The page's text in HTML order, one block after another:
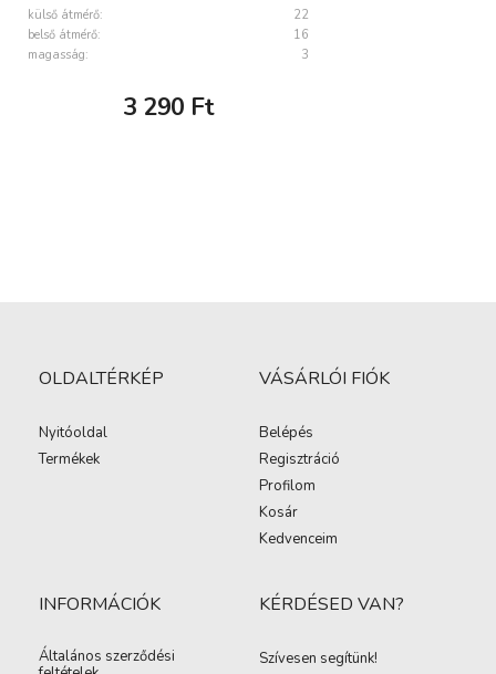
külső átmérő:
22
belső átmérő:
16
magasság:
3
3 290 Ft
OLDALTÉRKÉP
Nyitóoldal
Termékek
VÁSÁRLÓI FIÓK
Belépés
Regisztráció
Profilom
Kosár
Kedvenceim
INFORMÁCIÓK
Általános szerződési
KÉRDÉSED VAN?
Szívesen segítünk!